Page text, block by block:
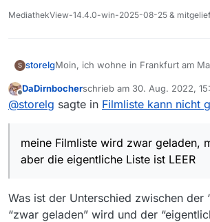
MediathekView-14.4.0-win-2025-08-25 &
S storelgMoin, ich wohne in Frankfurt am
geladen, mit Alter usw., aber die
LEER . Schade.
Offline
DaDirnbocherschrieb am 30. Aug. 2022,
zuletzt editiert von
@storelg sagte in Filmliste kann nicht
meine Filmliste wird zwar geladen,
aber die eigentliche Liste ist LEER
Was ist der Unterschied zwischen der
“zwar geladen” wird und der